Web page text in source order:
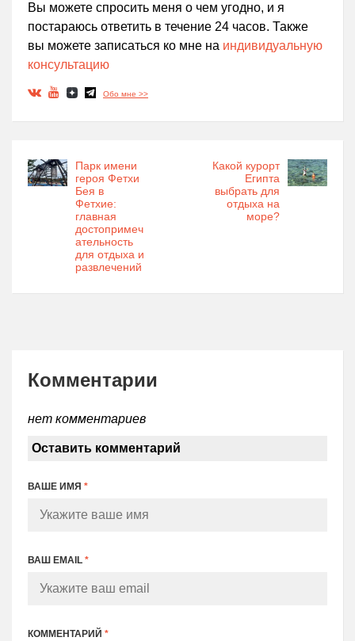
Вы можете спросить меня о чем угодно, и я
постараюсь ответить в течение 24 часов. Также
вы можете записаться ко мне на индивидуальную
консультацию
Обо мне >>
Парк имени
героя Фетхи
Бея в
Фетхие:
главная
достопримеч
ательность
для отдыха и
развлечений
Какой курорт
Египта
выбрать для
отдыха на
море?
Комментарии
нет комментариев
Оставить комментарий
ВАШЕ ИМЯ *
ВАШ EMAIL *
КОММЕНТАРИЙ *